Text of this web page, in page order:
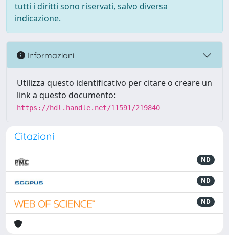
tutti i diritti sono riservati, salvo diversa
indicazione.
Informazioni
Utilizza questo identificativo per citare o creare un
link a questo documento:
https://hdl.handle.net/11591/219840
Citazioni
ND
ND
ND